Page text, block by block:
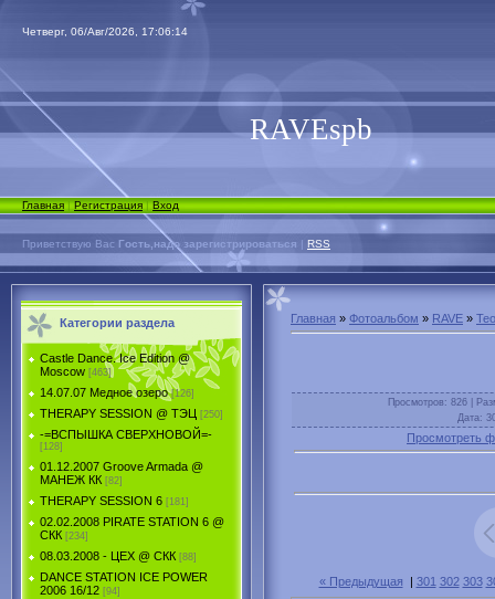
Четверг, 06/Авг/2026, 17:06:14
RAVEspb
Главная|Регистрация|Вход
Приветствую Вас Гость,надо зарегистрироваться | RSS
Категории раздела
Castle Dance. Ice Еdition @
Moscow [463]
14.07.07 Медное озеро [126]
THERAPY SESSION @ ТЭЦ [250]
-=ВСПЫШКА СВЕРХНОВОЙ=-
[128]
01.12.2007 Groove Armada @
МАНЕЖ КК [82]
THERAPY SESSION 6 [181]
02.02.2008 PIRATE STATION 6 @
СКК [234]
08.03.2008 - ЦЕХ @ СКК [88]
DANCE STATION ICE POWER
2006 16/12 [94]
Главная » Фотоальбом » RAVE »
Просмотров: 826 |
Дата :
Просмотреть
« Предыдущая | 301 302 303